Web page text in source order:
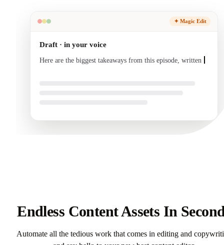
✦ Magic Edit
Draft · in your voice
Here are the biggest takeaways from this episode, written
Endless Content Assets In
Automate all the tedious work that comes in editing and